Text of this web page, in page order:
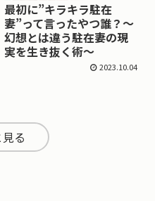
最初に”キラキラ駐在
妻”って言ったやつ誰？～
幻想とは違う駐在妻の現
実を生き抜く術～
2023.10.04
る